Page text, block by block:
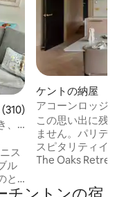
310件、5つ星中4.89つ
ス
ル
と
ゲ
ケントの納屋
アコーンロッジ
ート
この思い出に残る
ません。パリデ
スピタリティイン
The Oaks Retreat
ョンを得たオー